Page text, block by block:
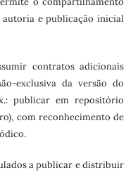
e publicação inicial
contratos adicionais
exclusiva da versão do
publicar em repositório
com reconhecimento de
a publicar e distribuir